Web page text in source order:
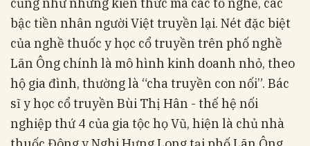
bậc tiền nhân người Việt truyền lại. Nét đặc biệt
của nghề thuốc y học cổ truyền trên phố nghề
Lãn Ông chính là mô hình kinh doanh nhỏ, theo
hộ gia đình, thường là “cha truyền con nối”. Bác
sĩ y học cổ truyền Bùi Thị Hân - thế hệ nối
nghiệp thứ 4 của gia tộc họ Vũ, hiện là chủ nhà